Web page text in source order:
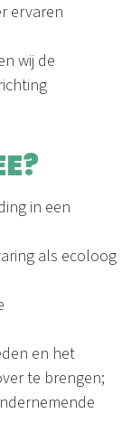
ervaren
wij de
in een
als ecoloog
en het
te brengen;